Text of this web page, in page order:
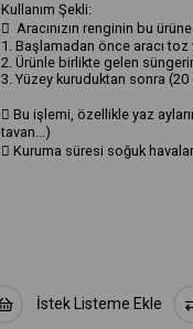
Kullanım Şekli:
 Aracınızın renginin bu
1. Başlamadan önce aracı toz
2. Ürünle birlikte gelen
3. Yüzey kuruduktan sonra
 Bu işlemi, özellikle yaz
tavan...)
 Kuruma süresi soğuk
İstek Listeme Ekle